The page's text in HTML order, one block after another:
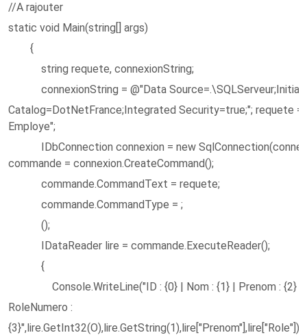
//A rajouter
static void Main(string[] args)
{
string requete, connexionString;
connexionString = @"Data Source=.\SQLServeur;Initial
Catalog=DotNetFrance;Integrated Security=true;"; requete =
Employe";
IDbConnection connexion = new
commande = connexion.CreateCommand();
commande.CommandText = requete;
commande.CommandType = ;
();
IDataReader lire = commande.ExecuteReader();
{
Console.WriteLine("ID : {0} | Nom : {1} | Prenom : {2} |
RoleNumero :
{3}",lire.GetInt32(O),lire.GetString(1),lire["Prenom"],lire["Role"]);